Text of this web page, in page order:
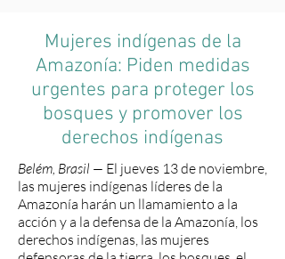
Mujeres indígenas de la
Amazonía: Piden medidas
urgentes para proteger los
bosques y promover los
derechos indígenas
Belém, Brasil — El jueves 13 de noviembre,
las mujeres indígenas líderes de la
Amazonía harán un llamamiento a la
acción y a la defensa de la Amazonía, los
derechos indígenas, las mujeres